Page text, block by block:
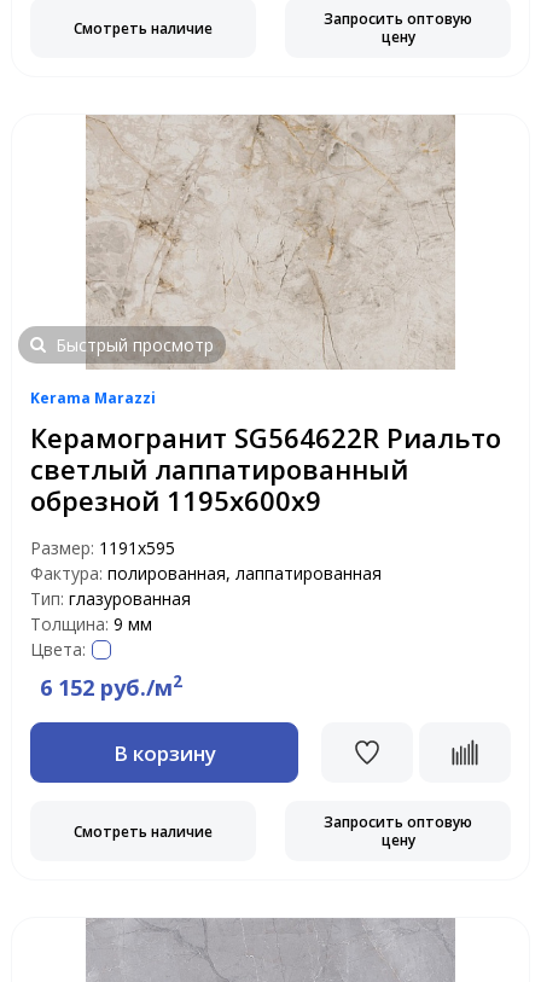
Смотреть наличие
Запросить оптовую
цену
Быстрый просмотр
Kerama Marazzi
Керамогранит SG564622R Риальто
светлый лаппатированный
обрезной 1195х600х9
Размер: 1191x595
Фактура: полированная, лаппатированная
Тип: глазурованная
Толщина: 9 мм
Цвета:
6 152 руб./м2
В корзину
Смотреть наличие
Запросить оптовую
цену